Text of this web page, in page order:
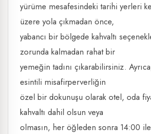
yürüme mesafesindeki tarihi yerleri
üzere yola çıkmadan önce,
yabancı bir bölgede kahvaltı
zorunda kalmadan rahat bir
yemeğin tadını çıkarabilirsiniz.
esintili misafirperverliğin
özel bir dokunuşu olarak otel, oda
kahvaltı dahil olsun veya
olmasın, her öğleden sonra 14:00